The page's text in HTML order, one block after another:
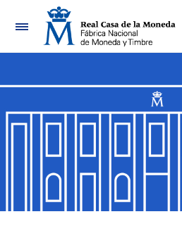
Navegación
Mostrar/Ocultar
Mostrar/Ocultar
Mostrar/Ocultar